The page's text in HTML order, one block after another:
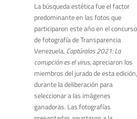
La búsqueda estética fue el factor
predominante en las fotos que
participaron este año en el concurso
de fotografía de Transparencia
Venezuela, Captúralos 2021: La
corrupción es el virus, apreciaron los
miembros del jurado de esta edición,
durante la deliberación para
seleccionar a las imágenes
ganadoras. Las fotografías